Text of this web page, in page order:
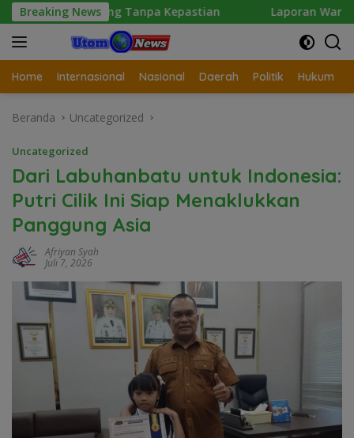
Langsung
ke
konten
Breaking News
Tanpa Kepastian Laporan Wartawan Terkait
Home Internasional Nasional Daerah Politik Hukum
Beranda Uncategorized
Uncategorized
Dari Labuhanbatu untuk Indonesia:
Putri Cilik Ini Siap Menaklukkan
Panggung Asia
Afriyan Syah
Juli 7, 2026